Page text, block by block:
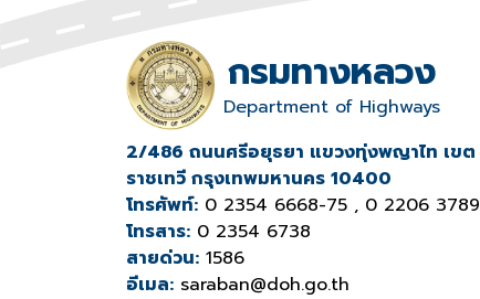
กรมทางหลวง
Department of Highways
2/486 ถนนศรีอยุธยา แขวงทุ่งพญาไท เขต
ราชเทวี กรุงเทพมหานคร 10400
โทรศัพท์: 0 2354 6668-75 , 0 2206 3789
โทรสาร: 0 2354 6738
สายด่วน: 1586
อีเมล: saraban@doh.go.th